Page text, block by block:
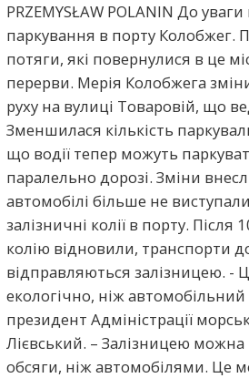
PRZEMYSŁAW POLANIN До уваги
паркування в порту Колобжег.
потяги, які повернулися в це
перерви. Мерія Колобжега
руху на вулиці Товаровій, що
Зменшилася кількість
що водії тепер можуть
паралельно дорозі. Зміни
автомобілі більше не
залізничні колії в порту. Після
колію відновили, транспорти
відправляються залізницею. -
екологічно, ніж
президент Адміністрації
Лієвський. – Залізницею можна
обсяги, ніж автомобілями. Це